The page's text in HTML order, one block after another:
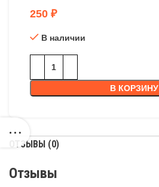
250 ₽
В наличии
В КОРЗИНУ
ОТЗЫВЫ (0)
Отзывы